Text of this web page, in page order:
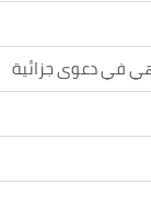
في دعوى جزائية